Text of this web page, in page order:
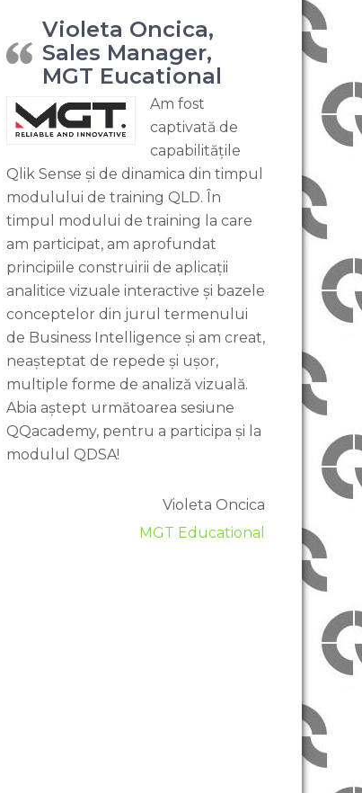
Violeta Oncica,
Sales Manager,
MGT Eucational
Am fost
captivată de
capabilitățile
Qlik Sense și de dinamica din timpul
modulului de training QLD. În
timpul modului de training la care
am participat, am aprofundat
principiile construirii de aplicații
analitice vizuale interactive și bazele
conceptelor din jurul termenului
de Business Intelligence și am creat,
neașteptat de repede și ușor,
multiple forme de analiză vizuală.
Abia aștept următoarea sesiune
QQacademy, pentru a participa și la
modulul QDSA!
Violeta Oncica
MGT Educational